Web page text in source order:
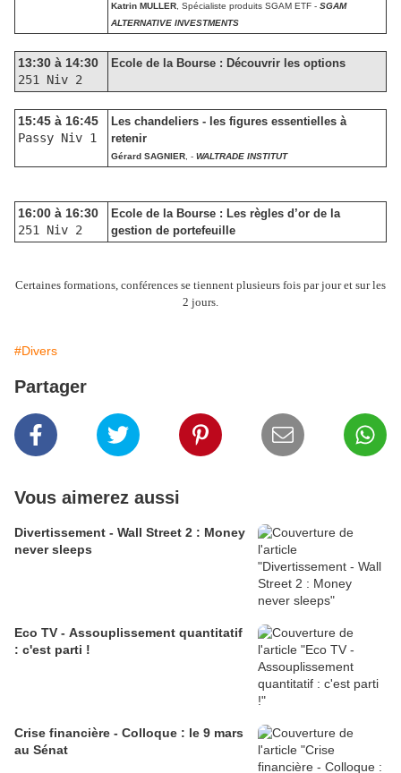
Katrin MULLER , Spécialiste produits SGAM ETF - SGAM
ALTERNATIVE INVESTMENTS
13:30 à 14:30
251 Niv 2
Ecole de la Bourse : Découvrir les options
15:45 à 16:45
Passy Niv 1
Les chandeliers - les figures essentielles à
retenir
Gérard SAGNIER , - WALTRADE INSTITUT
16:00 à 16:30
251 Niv 2
Ecole de la Bourse : Les règles d’or de la
gestion de portefeuille
Certaines formations, conférences se tiennent plusieurs fois par jour et sur les
2 jours.
#Divers
Partager
Vous aimerez aussi
Divertissement - Wall Street 2 : Money
never sleeps
Eco TV - Assouplissement quantitatif
: c'est parti !
Crise financière - Colloque : le 9 mars
au Sénat